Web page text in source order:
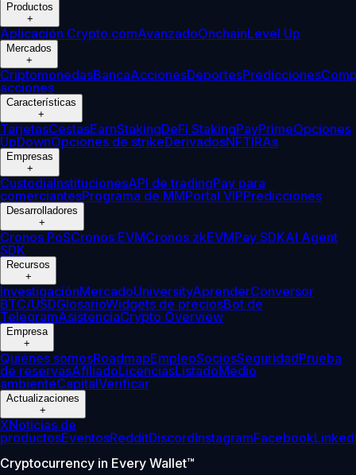
Productos
+
Aplicación Crypto.comAvanzadoOnchainLevel Up
Mercados
+
CriptomonedasBancaAccionesDeportesPredicciones
acciones
Características
+
TarjetasCestasEarnStakingDeFi StakingPayPrimeOpciones
UpDownOpciones de strikeDerivadosNFTIRAs
Empresas
+
CustodiaInstitucionesAPI de tradingPay para
comerciantesPrograma de MMPortal VIPPredicciones
Desarrolladores
+
Cronos PoSCronos EVMCronos zkEVMPay SDKAI Agent
SDK
Recursos
+
InvestigaciónMercadoUniversityAprenderConversor
BTC/USDGlosarioWidgets de preciosBot de
TelegramAsistenciaCrypto Overview
Empresa
+
Quiénes somosRoadmapEmpleoSociosSeguridadPrueba
de reservasAfiliadoLicenciasListadoMedio
ambienteCapitalVerificar
Actualizaciones
+
XNoticias de
productosEventosRedditDiscordInstagramFacebook
Cryptocurrency in Every Wallet™